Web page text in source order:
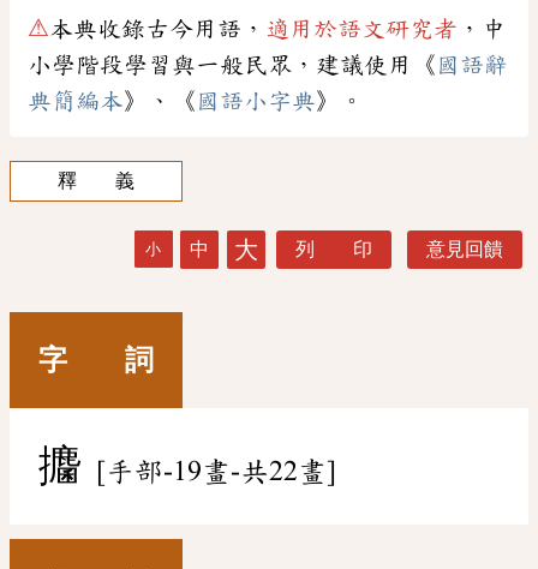
⚠本典收錄古今用語， 適用於語文研究者 ，中
小學階段學習與一般民眾，建議使用《 國語辭
典簡編本》、《 國語小字典》。
釋 義
小 中 大 列 印 意見回饋
字 詞
攟 [手部-19畫-共22畫]